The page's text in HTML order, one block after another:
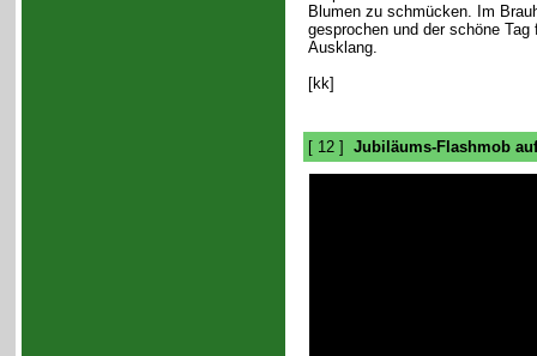
Blumen zu schmücken. Im
gesprochen und der schöne
Ausklang.
[kk]
[ 12 ] Jubiläums-Flashmob